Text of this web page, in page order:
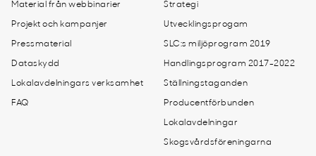
Material från webbinarier
Projekt och kampanjer
Pressmaterial
Dataskydd
Lokalavdelningars verksamhet
FAQ
Strategi
Utvecklingsprogam
SLC:s miljöprogram 2019
Handlingsprogram 2017-2022
Ställningstaganden
Producentförbunden
Lokalavdelningar
Skogsvårdsföreningarna